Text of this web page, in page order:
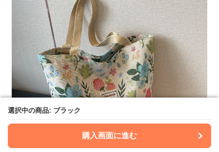
選択中の商品: ブラック
購入画面に進む
選択中の商品: ブラック
購入画面に進む